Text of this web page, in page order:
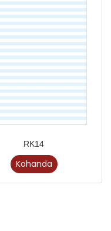
RK14
Kohanda